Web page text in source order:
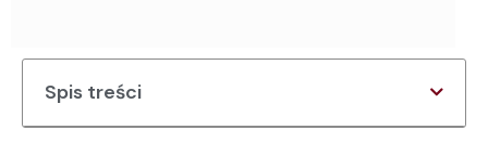
Spis treści